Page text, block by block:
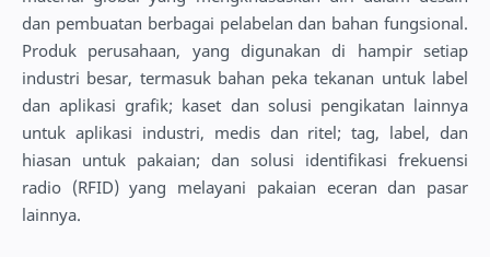
dan pembuatan berbagai pelabelan dan bahan fungsional.
Produk perusahaan, yang digunakan di hampir setiap
industri besar, termasuk bahan peka tekanan untuk label
dan aplikasi grafik; kaset dan solusi pengikatan lainnya
untuk aplikasi industri, medis dan ritel; tag, label, dan
hiasan untuk pakaian; dan solusi identifikasi frekuensi
radio (RFID) yang melayani pakaian eceran dan pasar
lainnya.